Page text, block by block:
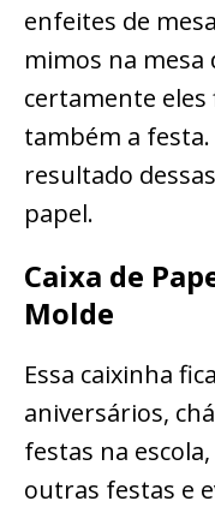
enfeites de
mimos na mesa
certamente
também a
resultado
papel.
Caixa de
Molde
Essa caixinha
aniversários,
festas na
outras festas e